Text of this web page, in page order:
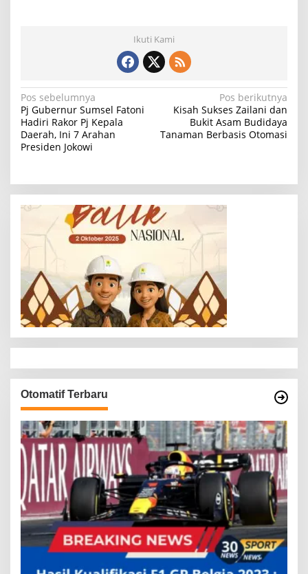
Ikuti Kami
N
a
v
a
s
p
o
s
Pos sebelumnya
Pj Gubernur Sumsel Fatoni
Hadiri Rakor Pj Kepala
Daerah, Ini 7 Arahan
Presiden Jokowi
Pos berikutnya
Kisah Sukses Zailani dan
Bukit Asam Budidaya
Tanaman Berbasis Otomasi
Otomatif Terbaru